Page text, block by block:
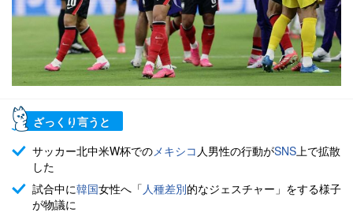
ざっくり言うと
サッカー北中米W杯でのメキシコ 人男性の行動がSNS上で拡散
した
試合中に韓国女性へ「人種差別的なジェスチャー」をする様子
が物議に